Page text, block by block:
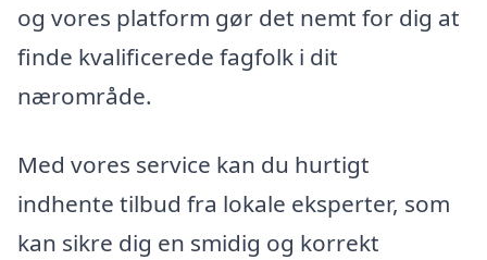
og vores platform gør det nemt for dig at
finde kvalificerede fagfolk i dit
nærområde.
Med vores service kan du hurtigt
indhente tilbud fra lokale eksperter, som
kan sikre dig en smidig og korrekt